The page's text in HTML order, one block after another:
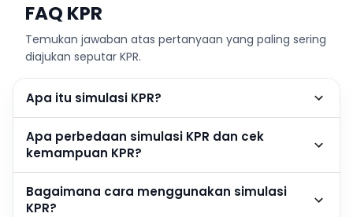
FAQ KPR
Temukan jawaban atas pertanyaan yang paling sering
diajukan seputar KPR.
Apa itu simulasi KPR?
Apa perbedaan simulasi KPR dan cek
kemampuan KPR?
Bagaimana cara menggunakan simulasi
KPR?